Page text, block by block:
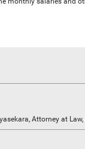
Attorney at Law,